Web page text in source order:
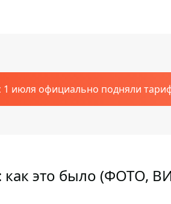
1 июля официально подняли
это было (ФОТО,